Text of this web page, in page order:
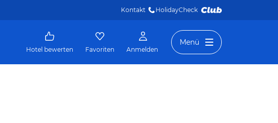
Kontakt HolidayCheck
Hotel bewerten Favoriten Anmelden
Menü